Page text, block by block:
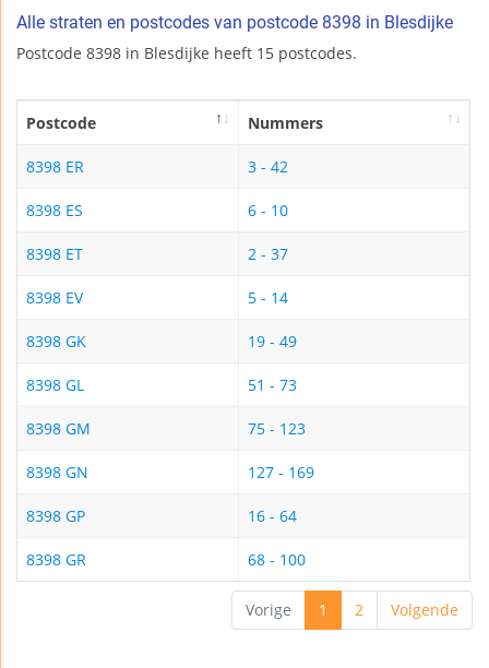
Alle straten en postcodes van postcode 8398 in Blesdijke
Postcode 8398 in Blesdijke heeft 15 postcodes.
Postcode Nummers
8398 ER 3 - 42
8398 ES 6 - 10
8398 ET 2 - 37
8398 EV 5 - 14
8398 GK 19 - 49
8398 GL 51 - 73
8398 GM 75 - 123
8398 GN 127 - 169
8398 GP 16 - 64
8398 GR 68 - 100
Vorige 1 2 Volgende